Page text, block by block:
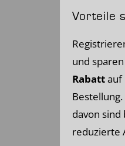
Vorteile
und
Rabattauf
davon
reduzierte